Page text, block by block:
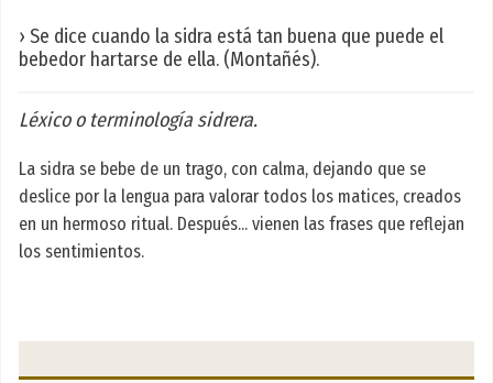
› Se dice cuando la sidra está tan buena que puede el
bebedor hartarse de ella. (Montañés).
Léxico o terminología sidrera.
La sidra se bebe de un trago, con calma, dejando que se
deslice por la lengua para valorar todos los matices, creados
en un hermoso ritual. Después... vienen las frases que reflejan
los sentimientos.